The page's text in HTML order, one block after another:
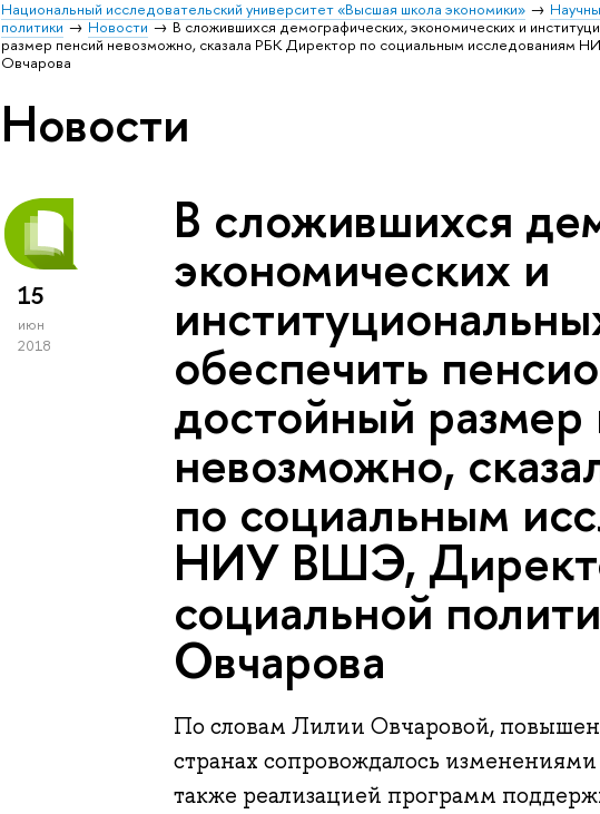
Национальный исследовательский университет «Высшая школа экономики»
политики
Новости
В сложившихся демографических, экономических и
размер пенсий невозможно, сказала РБК Директор по социальным исследованиям
Овчарова
Новости
15
июн
2018
В сложившихся
экономических и
обеспечить
достойный размер
невозможно,
по социальным
НИУ ВШЭ,
социальной
Овчарова
По словам Лилии Овчаровой,
странах сопровождалось
также реализацией программ